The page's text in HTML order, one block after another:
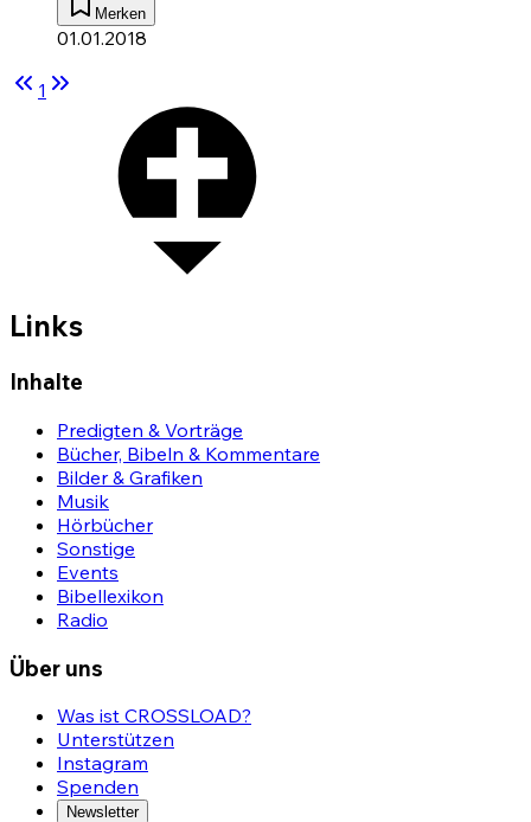
Merken
01.01.2018
1
Links
Inhalte
Predigten & Vorträge
Bücher, Bibeln & Kommentare
Bilder & Grafiken
Musik
Hörbücher
Sonstige
Events
Bibellexikon
Radio
Über uns
Was ist CROSSLOAD?
Unterstützen
Instagram
Spenden
Newsletter